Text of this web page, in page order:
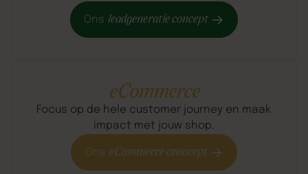
Ons leadgeneratie concept
eCommerce
Focus op de hele customer journey en maak
impact met jouw shop.
Ons eCommerce ceoncept